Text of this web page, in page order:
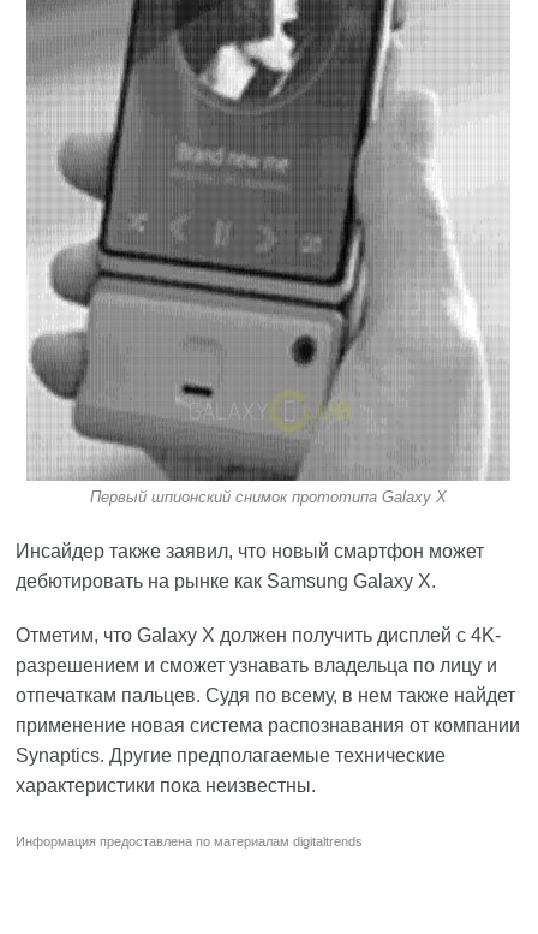
Первый шпионский снимок прототипа Galaxy X
Инсайдер также заявил, что новый смартфон может
дебютировать на рынке как Samsung Galaxy X.
Отметим, что Galaxy X должен получить дисплей с 4K-
разрешением и сможет узнавать владельца по лицу и
отпечаткам пальцев. Судя по всему, в нем также найдет
применение новая система распознавания от компании
Synaptics. Другие предполагаемые технические
характеристики пока неизвестны.
Информация предоставлена по материаламdigitaltrends